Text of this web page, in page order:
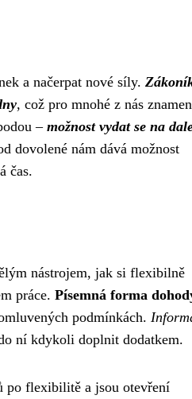
a načerpat nové síly.
, což pro mnohé z nás
– možnost vydat se na
dovolené nám dává možnost
čas.
nástrojem, jak si flexibilně
práce. Písemná forma
podmínkách.
ní kdykoli doplnit dodatkem.
po flexibilitě a jsou otevření